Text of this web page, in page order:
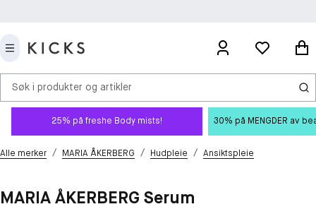
Søk i produkter og artikler
25% på freshe Body mists! 30% på MENGDER av
Alle merker / MARIA ÅKERBERG / Hudpleie / Ansiktspleie
MARIA ÅKERBERG Serum